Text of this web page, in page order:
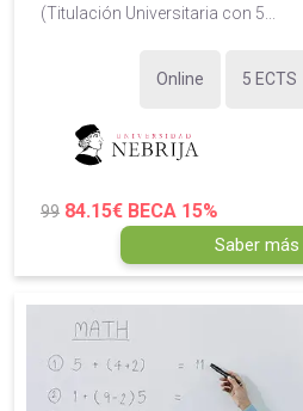
(Titulación Universitaria con 5...
Online 5 ECTS
99 84.15€ BECA 15%
Saber más